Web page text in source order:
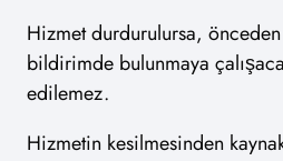
Hizmet durdurulursa,
bildirimde bulunmaya
edilemez.
Hizmetin kesilmesinden